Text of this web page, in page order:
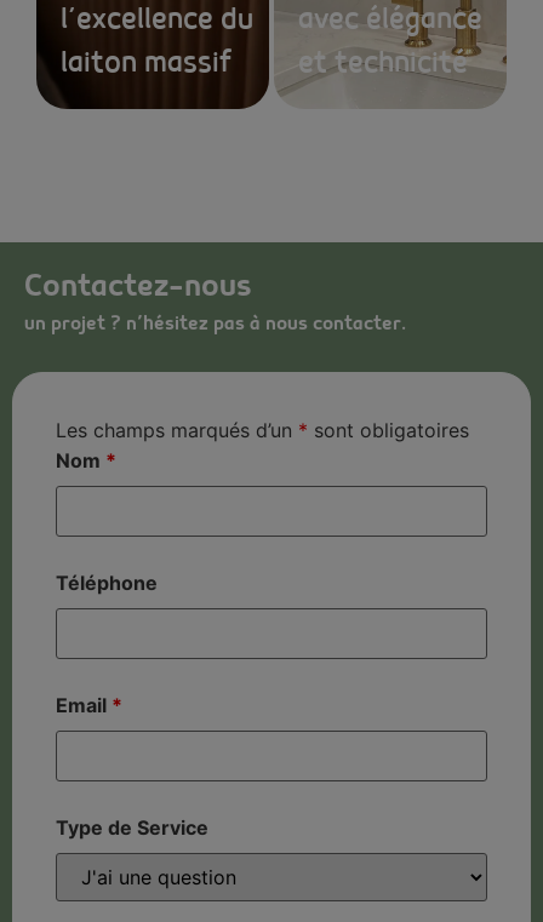
l’excellence du
laiton massif
avec élégance
et technicité
Contactez-nous
un projet ? n’hésitez pas à nous contacter.
Les champs marqués d’un * sont obligatoires
Nom *
Téléphone
Email *
Type de Service